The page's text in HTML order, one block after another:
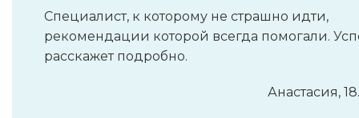
Специалист, к которому не страшно идти,
рекомендации которой всегда помогали.
расскажет подробно.
Анастасия,